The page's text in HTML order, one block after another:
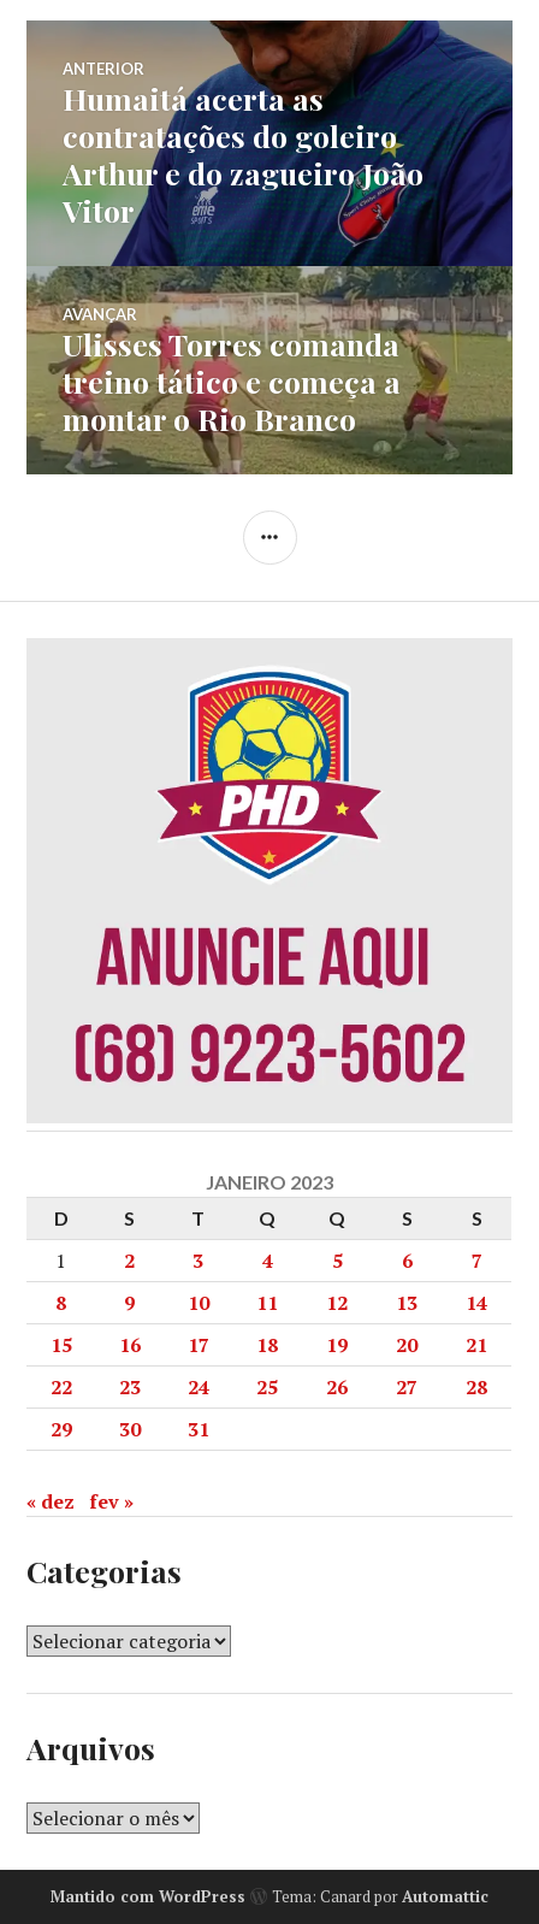
ANTERIOR
Humaitá acerta as
contratações do goleiro
Arthur e do zagueiro João
Vitor
AVANÇAR
Ulisses Torres comanda
treino tático e começa a
montar o Rio Branco
JANEIRO 2023
D
S T Q Q S S
1 2 3 4 5 6
7
8
9 10 11 12 13
14
15
16 17 18 19 20
21
22
23 24 25 26 27
28
29
30 31
« dez fev »
Categorias
Arquivos
Mantido com WordPress Tema: Canard porAutomattic